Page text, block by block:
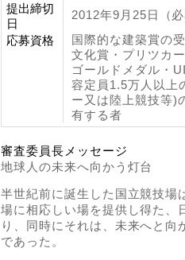
提出締切
日
2012年9月25日（
応募資格
国際的な建築賞の
文化賞・プリツカ
ゴールドメダル・
容定員1.5万人以上
ー又は陸上競技等)
有する者
審査委員長メッセージ
地球人の未来へ向かう灯台
半世紀前に誕生した国立競技場
場に相応しい場を提供し得た、
り、同時にそれは、未来へと
であった。